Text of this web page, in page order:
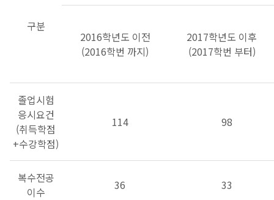
구분
2016학년도 이전
(2016학번 까지)
2017학년도 이후
(2017학번 부터)
졸업시험
응시요건
(취득학점
+수강학점)
114 98
복수전공
이수
36 33